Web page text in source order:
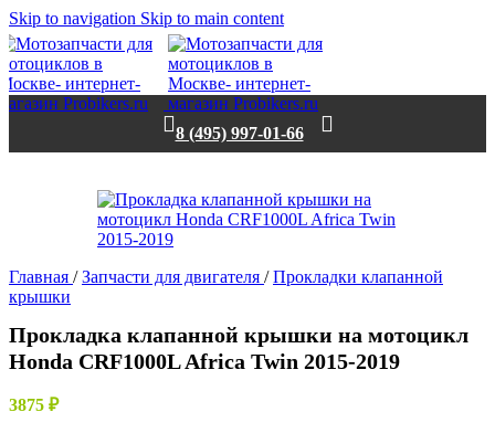
Skip to navigation Skip to main content
8 (495) 997-01-66
Главная / Запчасти для двигателя / Прокладки клапанной
крышки
Прокладка клапанной крышки на мотоцикл
Honda CRF1000L Africa Twin 2015-2019
3875 ₽